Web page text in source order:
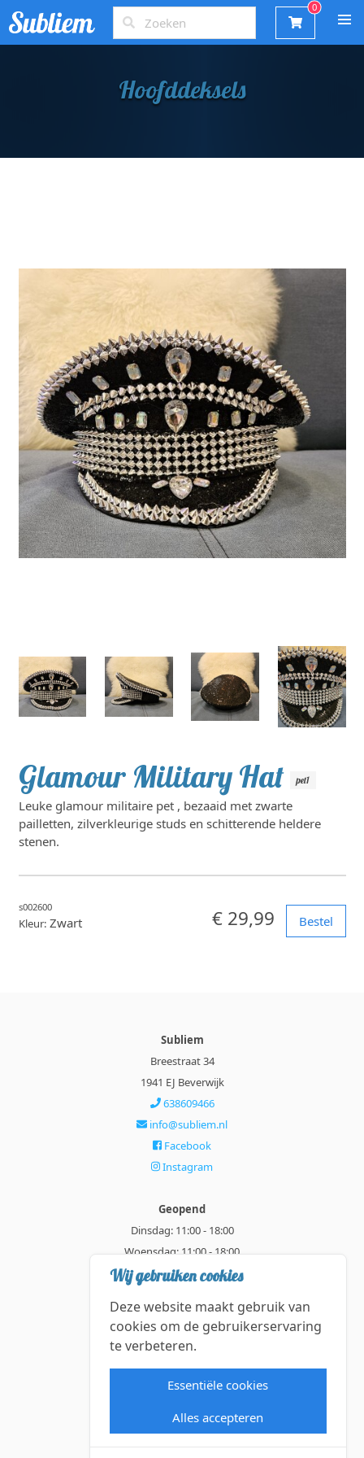
Hoofddeksels
Glamour Military Hat pet1
Leuke glamour militaire pet , bezaaid met zwarte
pailletten, zilverkleurige studs en schitterende heldere
stenen.
s002600
Kleur: Zwart € 29,99 Bestel
Subliem
Breestraat 34
1941 EJ Beverwijk
638609466
info@subliem.nl
Facebook
Instagram
Geopend
Dinsdag: 11:00 - 18:00
Woensdag: 11:00 - 18:00
Donderdag: 11:00 - 21:00
Zaterdag: 11:00 - 18:00
Alle getoonde prijzen zijn incl. BTW.
©2026 Subliem — All rights reserved.
Wij gebruiken cookies
Deze website maakt gebruik van
cookies om de gebruikerservaring
te verbeteren.
Essentiële cookies
Alles accepteren